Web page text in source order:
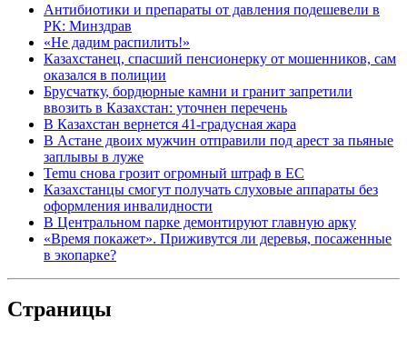
Антибиотики и препараты от давления подешевели в
РК: Минздрав
«Не дадим распилить!»
Казахстанец, спасший пенсионерку от мошенников, сам
оказался в полиции
Брусчатку, бордюрные камни и гранит запретили
ввозить в Казахстан: уточнен перечень
В Казахстан вернется 41-градусная жара
В Астане двоих мужчин отправили под арест за пьяные
заплывы в луже
Temu снова грозит огромный штраф в ЕС
Казахстанцы смогут получать слуховые аппараты без
оформления инвалидности
В Центральном парке демонтируют главную арку
«Время покажет». Приживутся ли деревья, посаженные
в экопарке?
Страницы